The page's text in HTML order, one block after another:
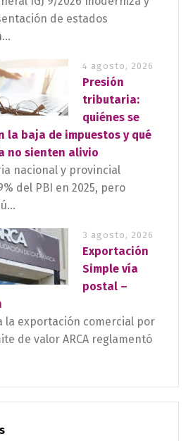
de estados
4 agosto, 2026
Presión
tributaria:
quiénes se
la baja de impuestos y qué
no sienten alivio
nacional y provincial
del PBI en 2025, pero
3 agosto, 2026
Exportación
Simple vía
postal –
la exportación comercial por
de valor ARCA reglamentó